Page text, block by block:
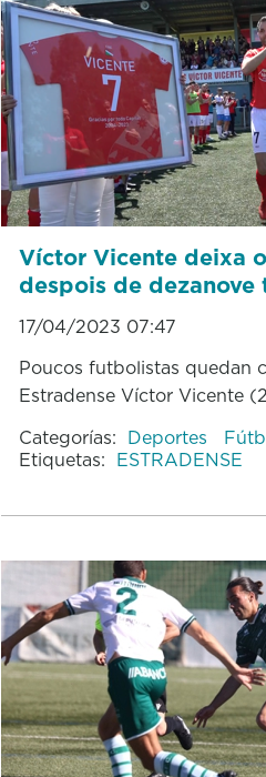
Víctor Vicente deixa
despois de dezanove
17/04/2023 07:47
Poucos futbolistas quedan
Estradense Víctor Vicente
Categorías: Deportes
Etiquetas: ESTRADENSE